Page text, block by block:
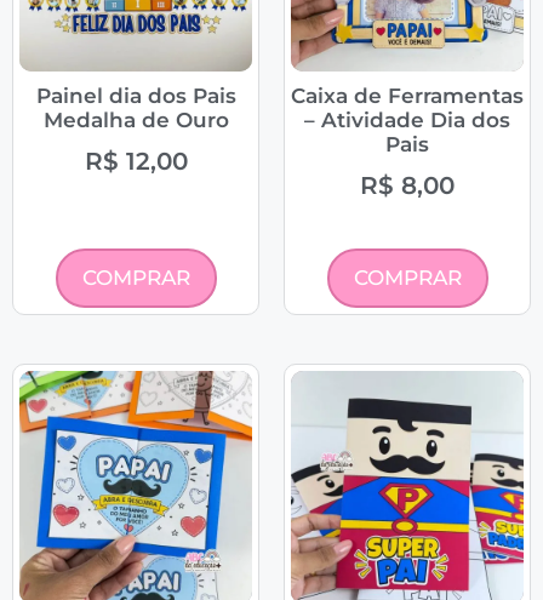
Painel dia dos Pais
Medalha de Ouro
R$ 12,00
COMPRAR
Caixa de Ferramentas
– Atividade Dia dos
Pais
R$ 8,00
COMPRAR